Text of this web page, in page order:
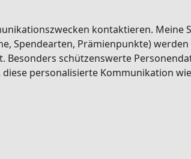
kontaktieren. Meine
Spendearten, Prämienpunkte)
schützenswerte
personalisierte Kommunikation